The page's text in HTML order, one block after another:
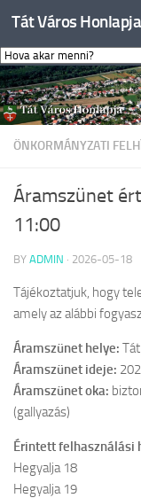
Skip to content
Tát Város Honlapja
ÖNKORMÁNYZATI
Áramszünet
11:00
BY ADMIN · 2026-05-18
Tájékoztatjuk, hogy
amely az alábbi
Áramszünet helye: Tát
Áramszünet ideje:
Áramszünet oka:
(gallyazás)
Érintett felhasználási
Hegyalja 18
Hegyalja 19